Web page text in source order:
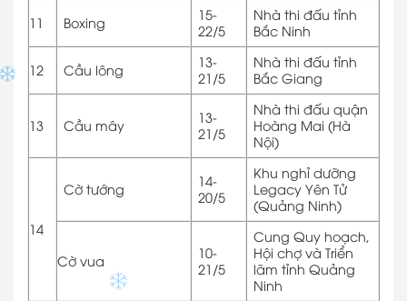
11 Boxing
15-
22/5
Nhà thi đấu tỉnh
Bắc Ninh
12 Cầu lông
13-
21/5
Nhà thi đấu tỉnh
Bắc Giang
13 Cầu mây
13-
21/5
Nhà thi đấu quận
Hoàng Mai (Hà
Nội)
14
Cờ tướng
14-
20/5
Khu nghỉ dưỡng
Legacy Yên Tử
(Quảng Ninh)
Cờ vua
10-
21/5
Cung Quy hoạch,
Hội chợ và Triển
lãm tỉnh Quảng
Ninh